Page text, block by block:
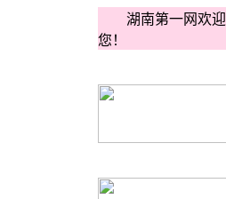
湖南第一网欢迎
您！